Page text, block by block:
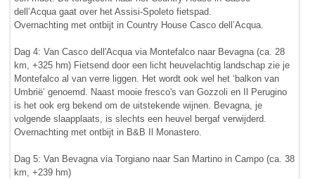
dell’Acqua gaat over het Assisi-Spoleto fietspad.
Overnachting met ontbijt in Country House Casco dell’Acqua.
Dag 4: Van Casco dell'Acqua via Montefalco naar Bevagna (ca. 28
km, +325 hm) Fietsend door een licht heuvelachtig landschap zie je
Montefalco al van verre liggen. Het wordt ook wel het ‘balkon van
Umbrië’ genoemd. Naast mooie fresco's van Gozzoli en Il Perugino
is het ook erg bekend om de uitstekende wijnen. Bevagna, je
volgende slaapplaats, is slechts een heuvel bergaf verwijderd.
Overnachting met ontbijt in B&B Il Monastero.
Dag 5: Van Bevagna via Torgiano naar San Martino in Campo (ca. 38
km, +239 hm)